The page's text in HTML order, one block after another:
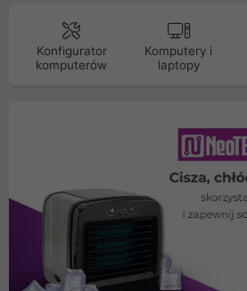
Konfigurator
komputerów
Komputery i
laptopy